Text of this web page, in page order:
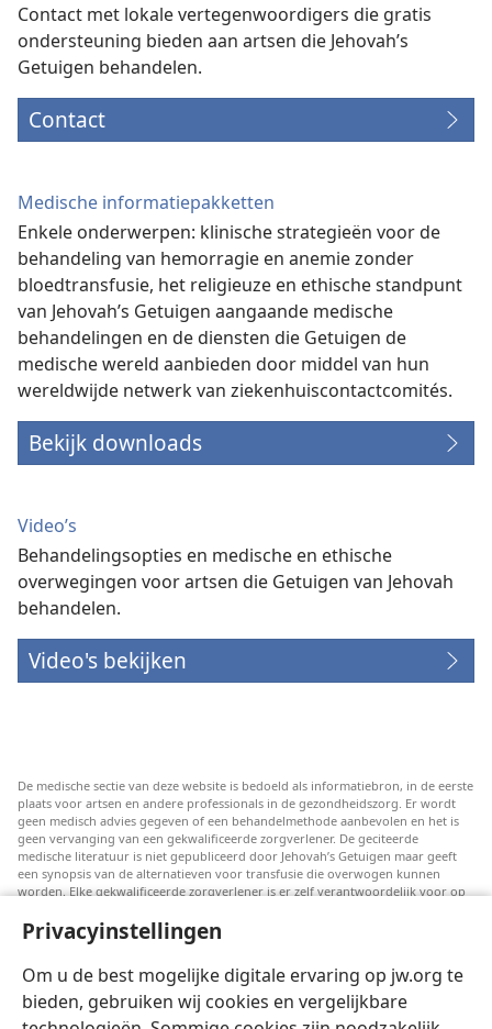
Privacyinstellingen
Om u de best mogelijke digitale ervaring op jw.org te
bieden, gebruiken wij cookies en vergelijkbare
Contact met lokale vertegenwoordigers die gratis
ondersteuning bieden aan artsen die Jehovah’s
Getuigen behandelen.
Contact
Medische informatiepakketten
Enkele onderwerpen: klinische strategieën voor de
behandeling van hemorragie en anemie zonder
bloedtransfusie, het religieuze en ethische standpunt
van Jehovah’s Getuigen aangaande medische
behandelingen en de diensten die Getuigen de
medische wereld aanbieden door middel van hun
wereldwijde netwerk van ziekenhuiscontactcomités.
Bekijk downloads
Video’s
Behandelingsopties en medische en ethische
overwegingen voor artsen die Getuigen van Jehovah
behandelen.
Video's bekijken
De medische sectie van deze website is bedoeld als informatiebron, in de eerste
plaats voor artsen en andere professionals in de gezondheidszorg. Er wordt
geen medisch advies gegeven of een behandelmethode aanbevolen en het is
geen vervanging van een gekwalificeerde zorgverlener. De geciteerde
medische literatuur is niet gepubliceerd door Jehovah’s Getuigen maar geeft
een synopsis van de alternatieven voor transfusie die overwogen kunnen
worden. Elke gekwalificeerde zorgverlener is er zelf verantwoordelijk voor op
bespreken en patiënten te helpen om keuzes te maken die passen bij hun
medische conditie en overeenstemmen met hun wensen, normen en waarden
acceptabel voor alle patiënten.
Patiënten: Raadpleeg in verband met aandoeningen of behandelingen altijd